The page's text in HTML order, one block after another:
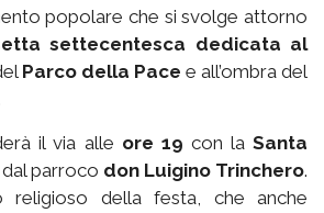
popolare che si svolge attorno
settecentesca dedicata al
Parco della Pace e all’ombra del
il via alle ore 19 con laSanta
dal parroco don Luigino Trinchero.
religioso della festa, che anche